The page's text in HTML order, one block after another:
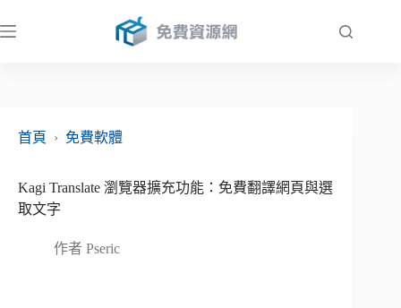
至
首頁
› 免費軟體
Kagi Translate 瀏覽器擴充功能：免費翻譯網頁與選
取文字
作者 Pseric